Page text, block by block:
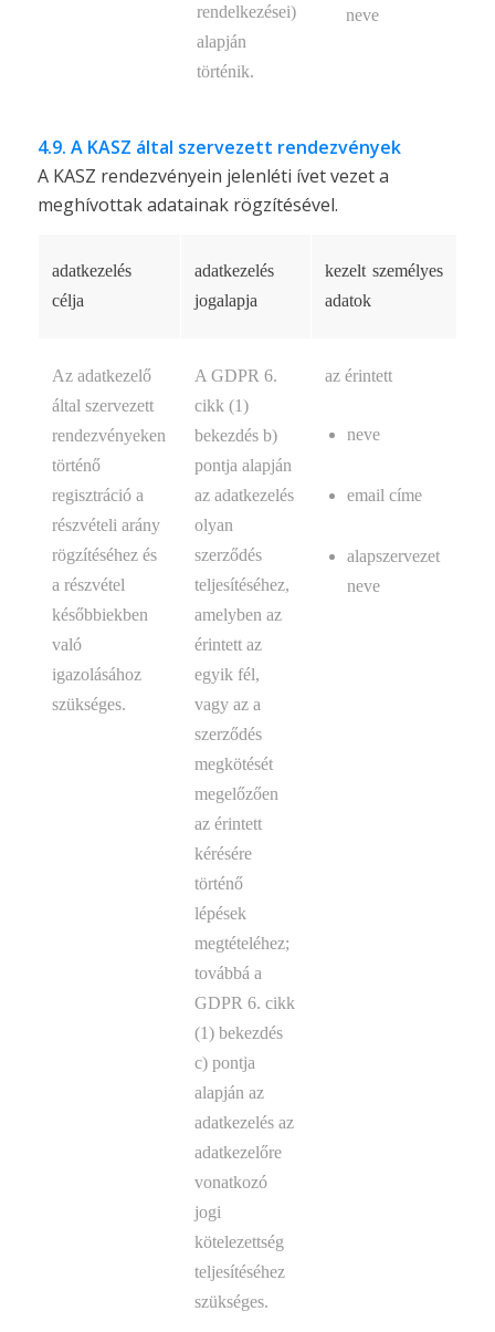
rendelkezései)
alapján
történik.
neve
4.9. A KASZ által szervezett rendezvények
A KASZ rendezvényein jelenléti ívet vezet a
meghívottak adatainak rögzítésével.
adatkezelés
célja
adatkezelés
jogalapja
kezelt személyes
adatok
Az adatkezelő
által szervezett
rendezvényeken
történő
regisztráció a
részvételi arány
rögzítéséhez és
a részvétel
későbbiekben
való
igazolásához
szükséges.
A GDPR 6.
cikk (1)
bekezdés b)
pontja alapján
az adatkezelés
olyan
szerződés
teljesítéséhez,
amelyben az
érintett az
egyik fél,
vagy az a
szerződés
megkötését
megelőzően
az érintett
kérésére
történő
lépések
megtételéhez;
továbbá a
GDPR 6. cikk
(1) bekezdés
c) pontja
alapján az
adatkezelés az
adatkezelőre
vonatkozó
jogi
kötelezettség
teljesítéséhez
szükséges.
az érintett
neve
email címe
alapszervezet
neve